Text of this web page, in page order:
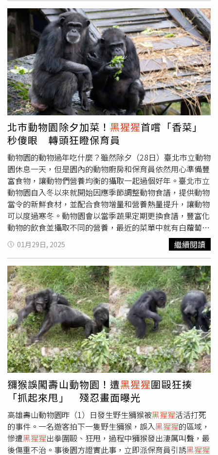
究所的克羅克福德（Catherine Crockford）共同主導。霍
貝特表示，黑猩猩會使用樹幹進行社交上的「確認」，當牠
們敲打熱帶雨林中高聳的板根時，發出的低頻聲音可在森林
中傳播超過一公里，目的可能是告知同伴牠的位置或移動方
向，而每隻 黑猩猩的鼓聲節奏各異，可讓同伴辨識發聲者。
研究中分析了371次黑猩猩的敲擊行為，發現這些節奏並非
隨機。來自西非的黑猩猩傾向於使用平均而穩定的節拍，而
東非的族群則表現出節奏長短變化更明顯的擊打模式。這些
節奏性行為與人類社會中使用節奏進行互動的習性相呼應，
可能早在人類與黑猩猩的共同祖先出現時就已存在。阿姆斯
特丹大學（University of Amsterdam）音樂認知學者亨霍
寧（Henkjan Honing）雖未參與本研究，但他也提到，這
些結果明確顯示黑猩猩是「以規律節奏演奏牠們的樂器（樹
幹）」。研究人員認為，這類擊打行為不應單純視為情緒發
洩或無意識動作，而是具備特定結構與目的的溝通方式。此
外，克羅克福德指出，黑猩猩會挑選特定樹根進行敲打，選
擇那些形狀與材質可產生最能穿透密林的聲響。這顯示牠們
擁有基本的聲學判斷能力，懂得使用最有效的「天然擴音
器」。在這篇研究發表的同時，另一項刊登於《科學進展》
（Science Advances）的研究也提到，
的語音溝通系
統比過去想像中更為複雜。在研究中，
會將不同的呼
叫聲組合使用，創造出新的語意。例如將「休息」的呼聲與
「邀請玩耍」的呼聲結合，用來邀請其他黑猩猩一同在附近
築巢過夜。兩項研究均有參語的克羅克福德表示，這些發現
凸顯人類對動物語言系統理解的不足「我們很可能一直低估
了動物溝通的彈性與複雜性，」。
北市動物園除夕加菜！ 黑猩猩首嚐「香菜」
秒傻眼 轉頭狂瞪保育員
動物園的動物過年吃什麼？雖然除夕（28日）臺北市立動物
園休息一天，但是園內的動物廚房和保育員依然用心準備豐
富食物，讓動物們營養均衡的攝取一起過個好年。臺北市立
動物園自入冬以來就開始因應季節調整動物食譜，提供動物
當令的新鮮食材，並配合食物增量和營養熱量提升，讓動物
可以度過寒冬。動物園會以當季蔬果定期更換食譜，豐富化
動物的飲食並攝取不同的營養，最近的菜單中就有白蘿蔔、
豆薯、油菜、百香果、釋迦等季節食材輪番出現加入動物的
春節菜單。部分的食譜中也提供少量的堅果、果乾，像是核
桃、龍眼乾、紅棗、無花果、還有過年限定的栗子，讓動物
的食物增添不同風味同時補充能量。白頸狐猴很快將米糕一
掃而空。（圖／臺北市立動物園自提供）動物園有時也提供
多樣化的蔬菜給動物嘗試，讓動物的感官和取食行為有適當
的刺激。像是最近保育員就試著提供香菜給動物們食用，沒
想到動物們反應兩極！有些動物似乎不喜歡香菜的氣味，或
者對它細碎軟嫩而水分和纖維較少的葉子沒什麼興趣，黑猩
猩群得到香菜的時候，許多個體眼睜睜看著他們落在地上也
無動於衷。少數幾隻黑猩猩試著放進嘴裡咀嚼，咬幾下後便
興趣缺缺，也有些猩猩不可置信地望著保育員，好像想不透
這是什麼食物。不過動物園精心調配的猴米糕就很受靈長類
的歡迎，今年農曆春節前推出一道「綠意盎然」的小點心-
青豆紅棗猴米糕。青豆富含植物性蛋白質及多種維生素，如
葉酸和維生素K，對動物的肌肉維持、舒緩情緒及骨骼健康
有一定的幫助；紅棗含有維生素C及豐富的膳食纖維，有抗
氧化及順暢排便等功能。今年獼猴對青豆米糕很捧場。（圖
／臺北市立動物園自提供）今年農曆春節期間，動物園的中
01月29日, 2025 繼續閱讀
獼猴誤闖壽山動物園！遭黑猩猩圍毆狂揍
「抓起來甩」 殘忍畫面曝光
高雄壽山動物園昨（1）日發生野生獼猴被黑猩猩活活打死
的事件。一名遊客拍下一隻野生獼猴，誤入黑猩猩的區域，
慘遭黑猩猩出拳圍毆、狂甩，過程中獼猴發出淒厲叫聲，最
後傷重不治。事後園方證實此事，立即派保育員引誘黑猩猩